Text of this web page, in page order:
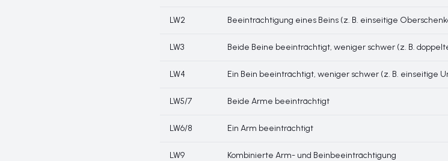
LW2 Beeinträchtigung eines Beins (z. B. einseitige
LW3 Beide Beine beeinträchtigt, weniger schwer (z. B.
LW4 Ein Bein beeinträchtigt, weniger schwer (z. B. einseitige
LW5/7 Beide Arme beeinträchtigt
LW6/8 Ein Arm beeinträchtigt
LW9 Kombinierte Arm- und Beinbeeinträchtigung